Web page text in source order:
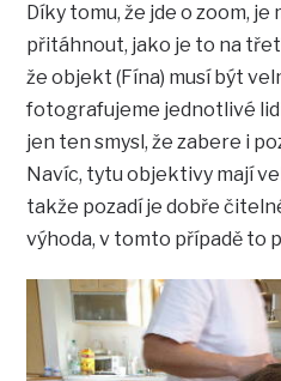
Díky tomu, že jde o zoom,
přitáhnout, jako je to na
že objekt (Fína) musí být
fotografujeme jednotlivé
jen ten smysl, že zabere i
Navíc, tytu objektivy mají
takže pozadí je dobře
výhoda, v tomto případě to